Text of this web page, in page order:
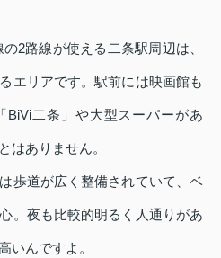
2路線が使える二条駅周辺は、
エリアです。駅前には映画館も
BiVi二条」や大型スーパーがあ
はありません。
歩道が広く整備されていて、ベ
。夜も比較的明るく人通りがあ
いんですよ。